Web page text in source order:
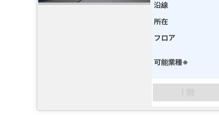
沿線
所在
フロア
可能業種※